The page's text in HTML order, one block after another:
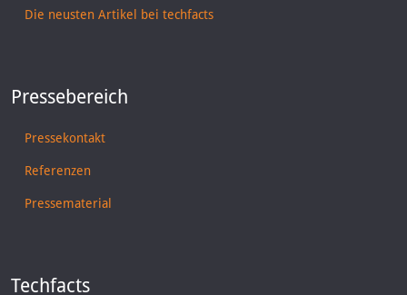
Die neusten Artikel bei techfacts
Pressebereich
Pressekontakt
Referenzen
Pressematerial
Techfacts